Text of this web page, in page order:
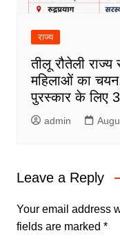
राज्य
तीलू रौतेली
महिलाओं का
पुरस्कार के लिए
admin
Leave a Reply
Your email address
fields are marked *